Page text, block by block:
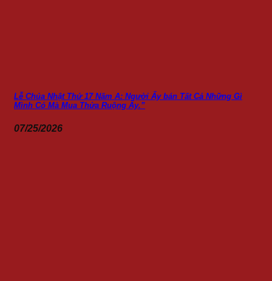
Lễ Chúa Nhật Thứ 17 Năm A: Người Ấy bán Tất Cả Những Gì
Mình Có Mà Mua Thửa Ruộng Ấy.”
07/25/2026